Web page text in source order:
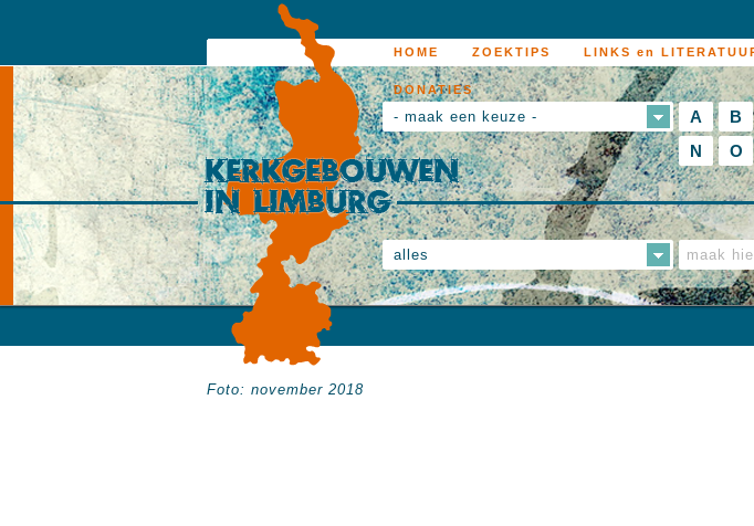
HOME ZOEKTIPS LINKS en
DONATIES
- maak een keuze - A B
N
O
alles
Foto: november 2018